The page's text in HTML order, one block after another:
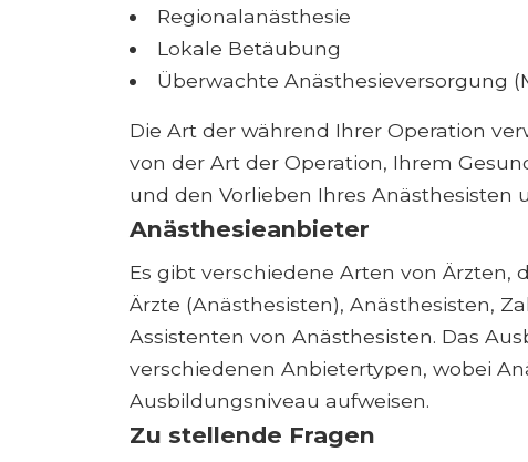
Regionalanästhesie
Lokale Betäubung
Überwachte Anästhesieversorgung
Die Art der während Ihrer Operation
von der Art der Operation, Ihrem
und den Vorlieben Ihres Anästhesisten
Anästhesieanbieter
Es gibt verschiedene Arten von
Ärzte (Anästhesisten), Anästhesisten,
Assistenten von Anästhesisten. Das
verschiedenen Anbietertypen, wobei
Ausbildungsniveau aufweisen.
Zu stellende Fragen